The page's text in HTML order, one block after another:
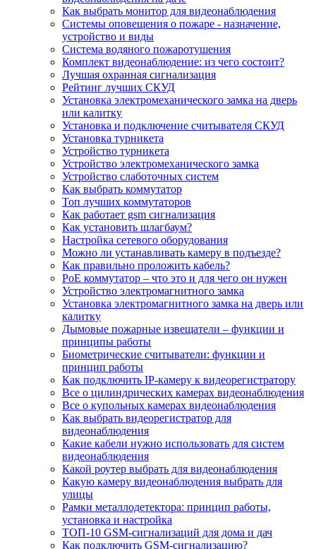
Как выбрать монитор для видеонаблюдения
Системы оповещения о пожаре - назначение,
устройство и виды
Система водяного пожаротушения
Комплект видеонаблюдение: из чего состоит?
Лучшая охранная сигнализация
Рейтинг лучших СКУД
Установка электромеханического замка на дверь
или калитку
Установка и подключение считывателя СКУД
Установка турникета
Устройство турникета
Устройство электромеханического замка
Устройство слаботочных систем
Как выбрать коммутатор
Топ лучших коммутаторов
Как работает gsm сигнализация
Как установить шлагбаум?
Настройка сетевого оборудования
Можно ли устанавливать камеру в подъезде?
Как правильно проложить кабель?
PoE коммутатор – что это и для чего он нужен
Устройство электромагнитного замка
Установка электромагнитного замка на дверь или
калитку
Дымовые пожарные извещатели – функции и
принципы работы
Биометрические считыватели: функции и
принцип работы
Как подключить IP-камеру к видеорегистратору
Все о цилиндрических камерах видеонаблюдения
Все о купольных камерах видеонаблюдения
Как выбрать видеорегистратор для
видеонаблюдения
Какие кабели нужно использовать для систем
видеонаблюдения
Какой роутер выбрать для видеонаблюдения
Какую камеру видеонаблюдения выбрать для
улицы
Рамки металлодетектора: принцип работы,
установка и настройка
ТОП-10 GSM-сигнализаций для дома и дач
Как подключить GSM-сигнализацию?